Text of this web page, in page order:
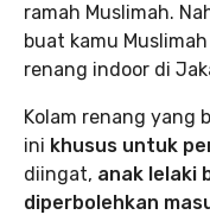
ramah Muslimah.
buat kamu
renang indoor di
Kolam renang yang
ini khusus untuk
diingat, anak lelaki
diperbolehkan